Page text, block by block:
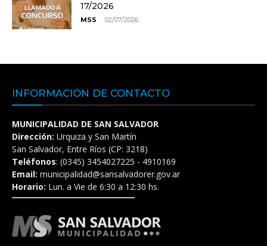
17/2026
MSS - 02/07/2026
INFORMACIÓN DE CONTACTO
MUNICIPALIDAD DE SAN SALVADOR
Dirección: Urquiza y San Martín
San Salvador, Entre Ríos (CP: 3218)
Teléfonos: (0345) 3454027225 - 4910169
Email: municipalidad@sansalvadorer.gov.ar
Horario: Lun. a Vie de 6:30 a 12:30 hs.